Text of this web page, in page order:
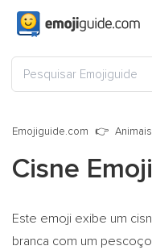
Emojiguide.com
Cisne Emoji
Este emoji exibe um
branca com um